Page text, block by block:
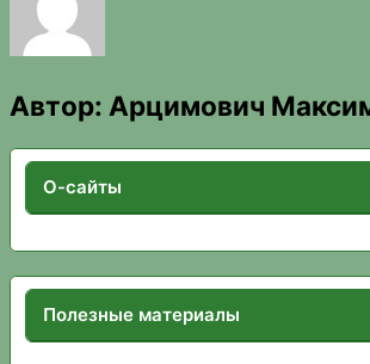
Автор: Арцимович
О-сайты
Полезные материалы